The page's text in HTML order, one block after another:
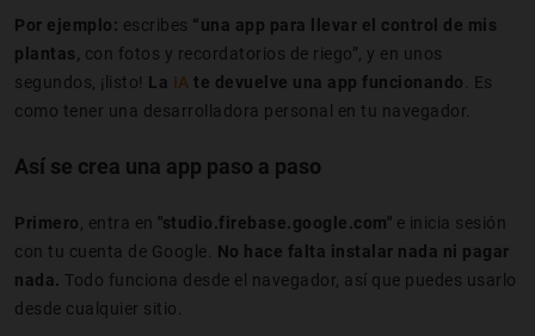
Por ejemplo: escribes “una app para llevar el control de mis
plantas, con fotos y recordatorios de riego”, y en unos
segundos, ¡listo! La IA te devuelve una app funcionando . Es
como tener una desarrolladora personal en tu navegador.
Así se crea una app paso a paso
Primero , entra en "studio.firebase.google.com" e inicia sesión
con tu cuenta de Google. No hace falta instalar nada ni pagar
nada. Todo funciona desde el navegador, así que puedes usarlo
desde cualquier sitio.